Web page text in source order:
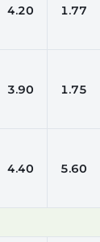
4.20 1.77
3.90 1.75
4.40 5.60